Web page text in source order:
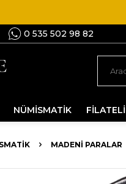
0 535 502 98 82
NÜMİSMATİK FİLATELİ
MADENI PARALAR